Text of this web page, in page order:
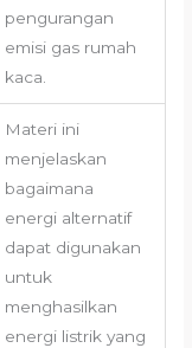
pengurangan
emisi gas rumah
kaca.
Materi ini
menjelaskan
bagaimana
energi alternatif
dapat digunakan
untuk
menghasilkan
energi listrik yang